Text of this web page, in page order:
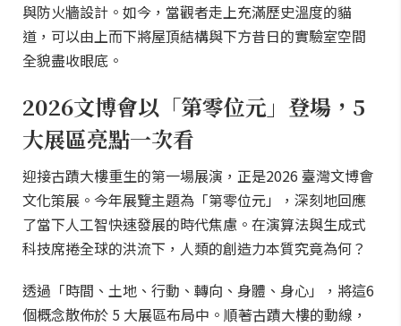
與防火牆設計。如今，當觀者走上充滿歷史溫度的貓
道，可以由上而下將屋頂結構與下方昔日的實驗室空間
全貌盡收眼底。
2026文博會以「第零位元」登場，5
大展區亮點一次看
迎接古蹟大樓重生的第一場展演，正是2026 臺灣文博會
文化策展。今年展覽主題為「第零位元」，深刻地回應
了當下人工智快速發展的時代焦慮。在演算法與生成式
科技席捲全球的洪流下，人類的創造力本質究竟為何？
透過「時間、土地、行動、轉向、身體、身心」，將這6
個概念散佈於 5 大展區布局中。順著古蹟大樓的動線，